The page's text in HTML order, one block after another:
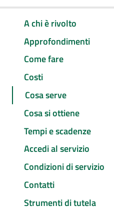
A chi è rivolto
Approfondimenti
Come fare
Costi
Cosa serve
Cosa si ottiene
Tempi e scadenze
Accedi al servizio
Condizioni di servizio
Contatti
Strumenti di tutela